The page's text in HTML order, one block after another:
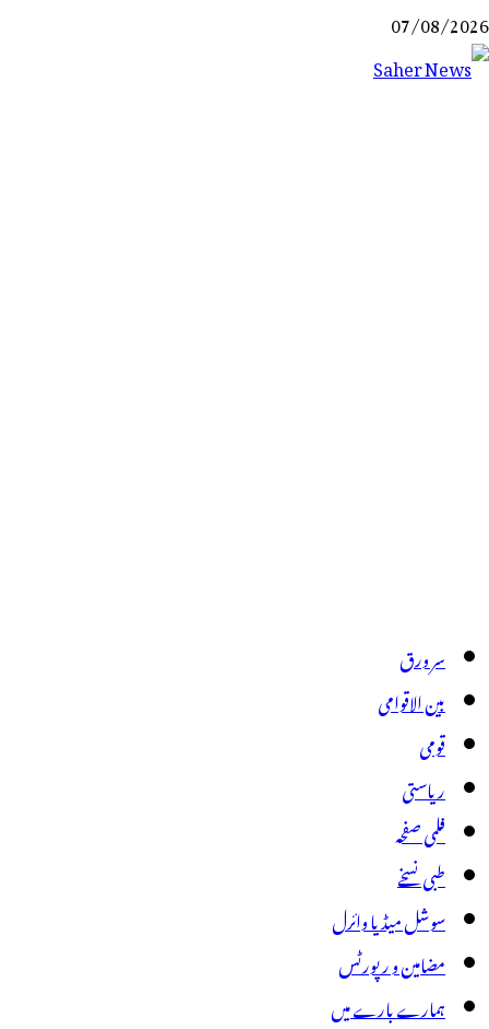
Skip
to
07/08/2026
سر ورق
بین الاقوامی
قومی
ریاستی
فلمی صفحہ
طبی نسخے
سوشل میڈیا وائرل
مضامین و رپورٹس
ہمارے بارے میں